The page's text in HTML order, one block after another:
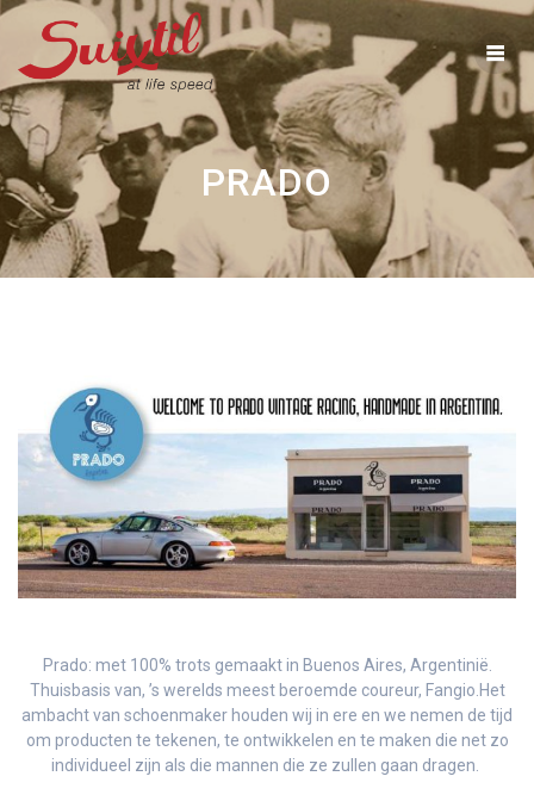
naar
inhoud
PRADO
Prado: met 100% trots gemaakt in Buenos Aires, Argentinië.
Thuisbasis van, ’s werelds meest beroemde coureur, Fangio.Het
ambacht van schoenmaker houden wij in ere en we nemen de tijd
om producten te tekenen, te ontwikkelen en te maken die net zo
individueel zijn als die mannen die ze zullen gaan dragen.